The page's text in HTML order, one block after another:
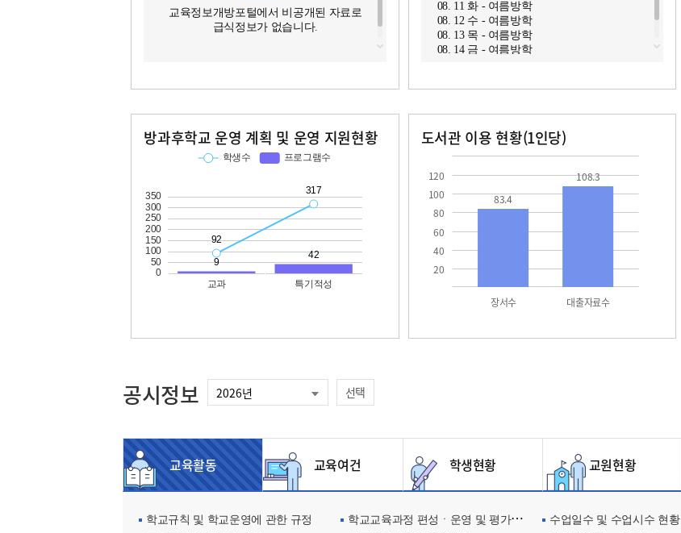
교육정보개방포털에서 비공개된 자료로
급식정보가 없습니다.
08. 11 화 - 여름방학
08. 12 수 - 여름방학
08. 13 목 - 여름방학
08. 14 금 - 여름방학
방과후학교 운영 계획 및 운영 지원현황 도서관 이용 현황(1인당)
20
40
60
80
100
120
장서수 대출자료수
83.4
108.3
공시정보 선택
교육활동 교육여건 학생현황 교원현황
학교규칙 및 학교운영에 관한 규정 학교교육과정 편성ㆍ운영 및 평가에 관한 사항 수업일수 및 수업시수 현황